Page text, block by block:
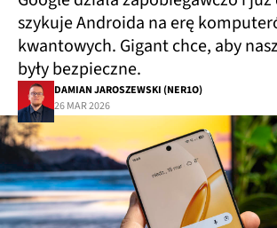
szykuje Androida na erę
kwantowych. Gigant chce, aby
były bezpieczne.
DAMIAN JAROSZEWSKI (NER1O)
26 MAR 2026